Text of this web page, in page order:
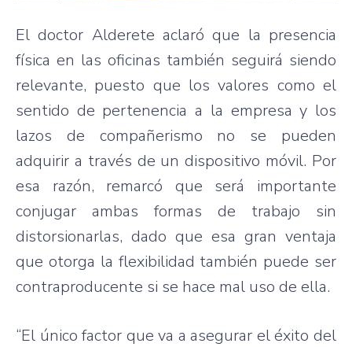
El doctor Alderete aclaró que la presencia
física en las oficinas también seguirá siendo
relevante, puesto que los valores como el
sentido de pertenencia a la empresa y los
lazos de compañerismo no se pueden
adquirir a través de un dispositivo móvil. Por
esa razón, remarcó que será importante
conjugar ambas formas de trabajo sin
distorsionarlas, dado que esa gran ventaja
que otorga la flexibilidad también puede ser
contraproducente si se hace mal uso de ella.
“El único factor que va a asegurar el éxito del